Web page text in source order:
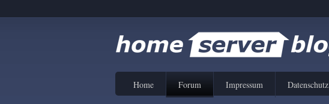
Home Forum Impressum Datenschutz